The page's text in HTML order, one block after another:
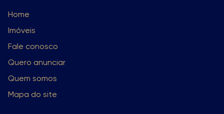
Home
Imóveis
Fale conosco
Quero anunciar
Quem somos
Mapa do site